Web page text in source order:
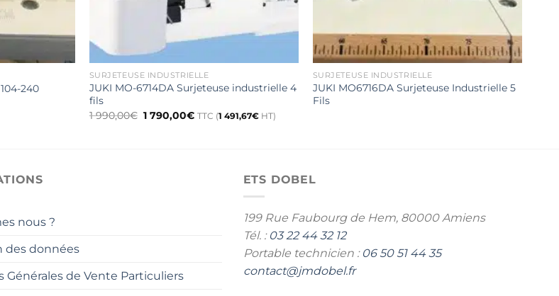
240
SURJETEUSE INDUSTRIELLE
JUKI MO-6714DA Surjeteuse industrielle 4
fils
1 990,00€ Le
1 790,00€Le
TTC (1 491,67€ HT)
SURJETEUSE INDUSTRIELLE
JUKI MO6716DA Surjeteuse Industrielle 5
Fils
nous ?
des données
Générales de Vente Particuliers
ETS DOBEL
199 Rue Faubourg de Hem, 80000 Amiens
Tél. : 03 22 44 32 12
Portable technicien : 06 50 51 44 35
contact@jmdobel.fr